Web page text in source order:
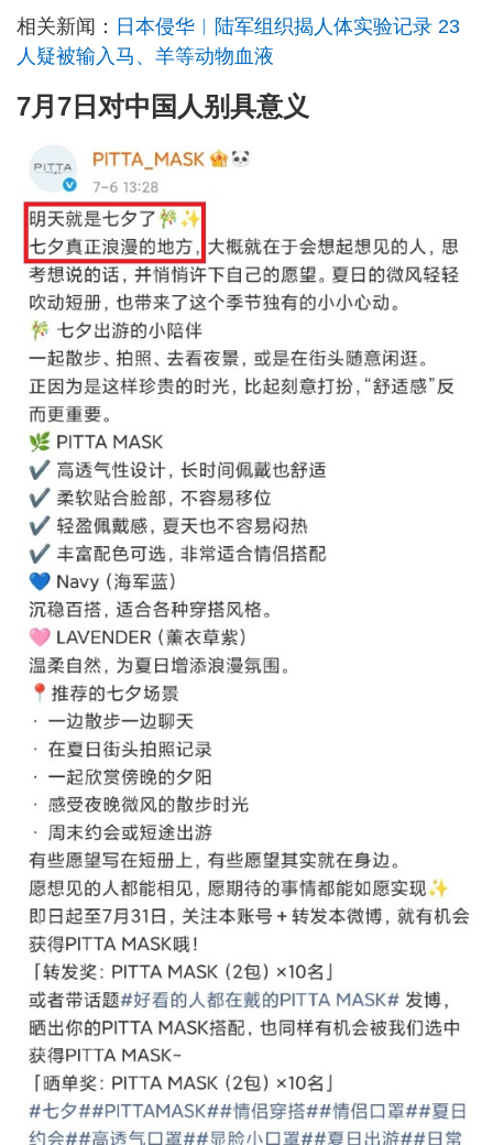
相关新闻： 日本侵华︱陆军组织揭人体实验记录 23
人疑被输入马、羊等动物血液
7月7日对中国人别具意义